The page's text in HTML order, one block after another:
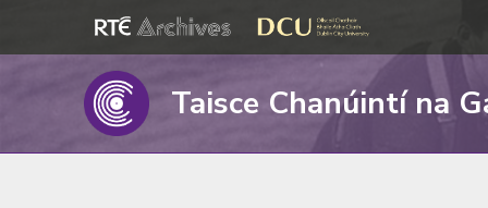
Taisce Chanúintí na